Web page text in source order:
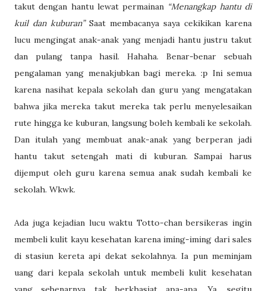
takut dengan hantu lewat permainan “Menangkap hantu di
kuil dan kuburan”Saat membacanya saya cekikikan karena
lucu mengingat anak-anak yang menjadi hantu justru takut
dan pulang tanpa hasil. Hahaha. Benar-benar sebuah
pengalaman yang menakjubkan bagi mereka. :p Ini semua
karena nasihat kepala sekolah dan guru yang mengatakan
bahwa jika mereka takut mereka tak perlu menyelesaikan
rute hingga ke kuburan, langsung boleh kembali ke sekolah.
Dan itulah yang membuat anak-anak yang berperan jadi
hantu takut setengah mati di kuburan. Sampai harus
dijemput oleh guru karena semua anak sudah kembali ke
sekolah. Wkwk.
Ada juga kejadian lucu waktu Totto-chan bersikeras ingin
membeli kulit kayu kesehatan karena iming-iming dari sales
di stasiun kereta api dekat sekolahnya. Ia pun meminjam
uang dari kepala sekolah untuk membeli kulit kesehatan